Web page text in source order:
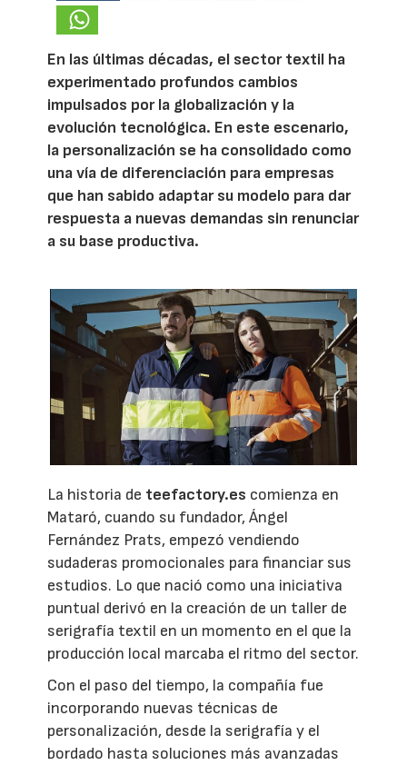
En las últimas décadas, el sector textil ha
experimentado profundos cambios
impulsados por la globalización y la
evolución tecnológica. En este escenario,
la personalización se ha consolidado como
una vía de diferenciación para empresas
que han sabido adaptar su modelo para dar
respuesta a nuevas demandas sin renunciar
a su base productiva.
La historia de teefactory.es comienza en
Mataró, cuando su fundador, Ángel
Fernández Prats, empezó vendiendo
sudaderas promocionales para financiar sus
estudios. Lo que nació como una iniciativa
puntual derivó en la creación de un taller de
serigrafía textil en un momento en el que la
producción local marcaba el ritmo del sector.
Con el paso del tiempo, la compañía fue
incorporando nuevas técnicas de
personalización, desde la serigrafía y el
bordado hasta soluciones más avanzadas